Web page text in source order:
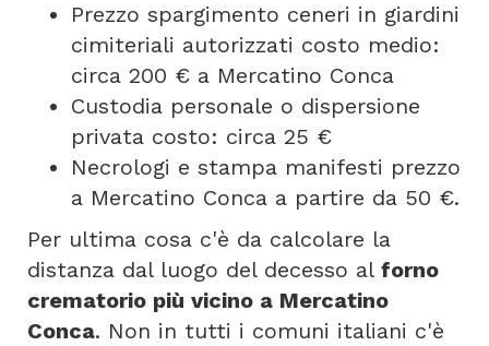
Prezzo spargimento ceneri in giardini
cimiteriali autorizzati costo medio:
circa 200 € a Mercatino Conca
Custodia personale o dispersione
privata costo: circa 25 €
Necrologi e stampa manifesti prezzo
a Mercatino Conca a partire da 50 €.
Per ultima cosa c'è da calcolare la
distanza dal luogo del decesso al forno
crematorio più vicino a Mercatino
Conca. Non in tutti i comuni italiani c'è